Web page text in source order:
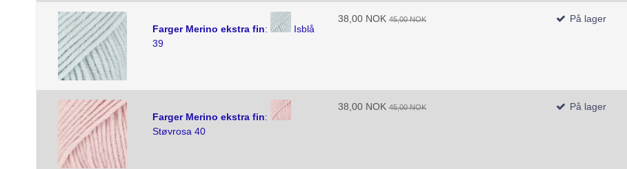
Farger Merino ekstra fin:
Isblå
39
38,00 NOK 45,00 NOK På lager
Farger Merino ekstra fin:
Støvrosa 40
38,00 NOK 45,00 NOK På lager